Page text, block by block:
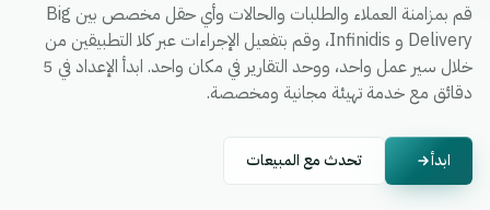
قم بمزامنة العملاء والطلبات والحالات وأي حقل مخصص بين Big
Delivery و Infinidis، وقم بتفعيل الإجراءات عبر كلا التطبيقين من
خلال سير عمل واحد، ووحد التقارير في مكان واحد. ابدأ الإعداد في 5
دقائق مع خدمة تهيئة مجانية ومخصصة.
ابدأ تحدث مع المبيعات